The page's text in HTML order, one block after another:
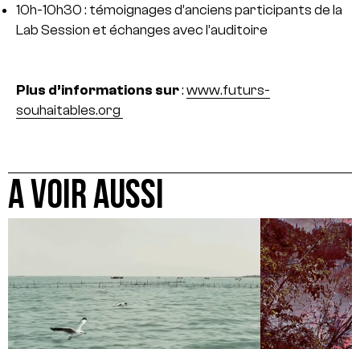
10h-10h30 : témoignages d’anciens participants de la
Lab Session et échanges avec l’auditoire
Plus d’informations sur: www.futurs-
souhaitables.org
A VOIR AUSSI